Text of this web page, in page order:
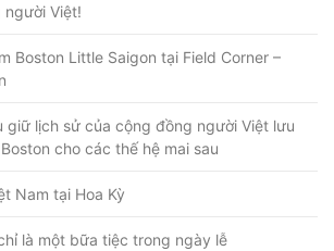
người Việt!
Boston Little Saigon tại Field Corner –
giữ lịch sử của cộng đồng người Việt lưu
cho các thế hệ mai sau
Nam tại Hoa Kỳ
là một bữa tiệc trong ngày lễ